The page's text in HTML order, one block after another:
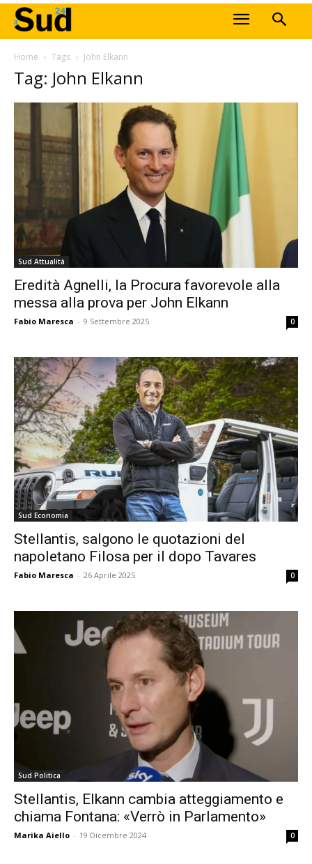
Home Tags John Elkann
Tag: John Elkann
Sud Attualità
Eredità Agnelli, la Procura favorevole alla
messa alla prova per John Elkann
Fabio Maresca - 9 Settembre 2025 0
Sud Economia
Stellantis, salgono le quotazioni del
napoletano Filosa per il dopo Tavares
Fabio Maresca - 26 Aprile 2025 0
Sud Politica
Stellantis, Elkann cambia atteggiamento e
chiama Fontana: «Verrò in Parlamento»
Marika Aiello - 19 Dicembre 2024 0